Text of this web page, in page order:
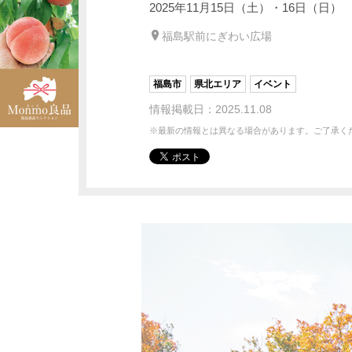
2025年11月15日（土）・16日（日）
福島駅前にぎわい広場
福島市 県北エリア イベント
情報掲載日：2025.11.08
※最新の情報とは異なる場合があります。ご了承く